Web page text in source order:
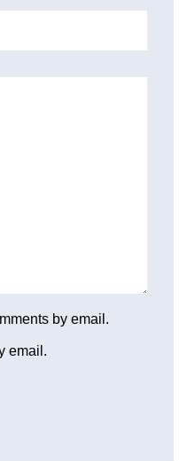
by email.
email.